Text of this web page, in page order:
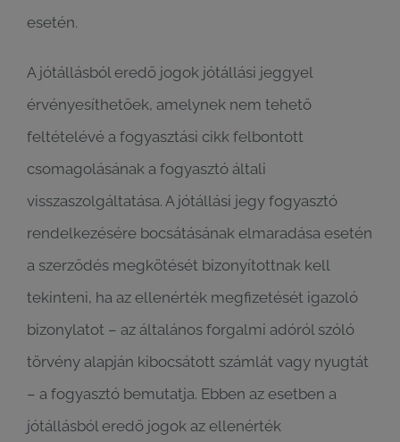
esetén.
A jótállásból eredő jogok jótállási jeggyel
érvényesíthetőek, amelynek nem tehető
feltételévé a fogyasztási cikk felbontott
csomagolásának a fogyasztó általi
visszaszolgáltatása. A jótállási jegy fogyasztó
rendelkezésére bocsátásának elmaradása esetén
a szerződés megkötését bizonyítottnak kell
tekinteni, ha az ellenérték megfizetését igazoló
bizonylatot – az általános forgalmi adóról szóló
törvény alapján kibocsátott számlát vagy nyugtát
– a fogyasztó bemutatja. Ebben az esetben a
jótállásból eredő jogok az ellenérték